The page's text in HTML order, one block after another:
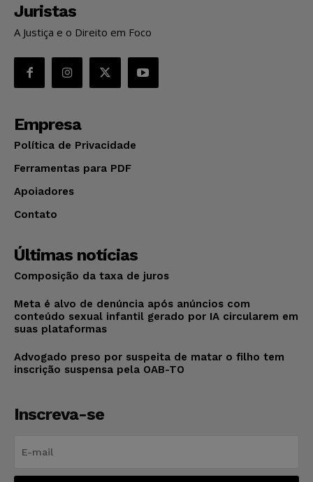
Juristas
A Justiça e o Direito em Foco
Empresa
Política de Privacidade
Ferramentas para PDF
Apoiadores
Contato
Últimas notícias
Composição da taxa de juros
Meta é alvo de denúncia após anúncios com
conteúdo sexual infantil gerado por IA circularem em
suas plataformas
Advogado preso por suspeita de matar o filho tem
inscrição suspensa pela OAB-TO
Inscreva-se